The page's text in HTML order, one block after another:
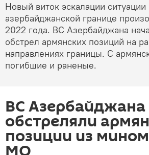
Новый виток эскалации
азербайджанской границе
2022 года. ВС Азербайджана
обстрел армянских позиций на
направлениях границы. С
погибшие и раненые.
ВС
обстреляли
позиции из